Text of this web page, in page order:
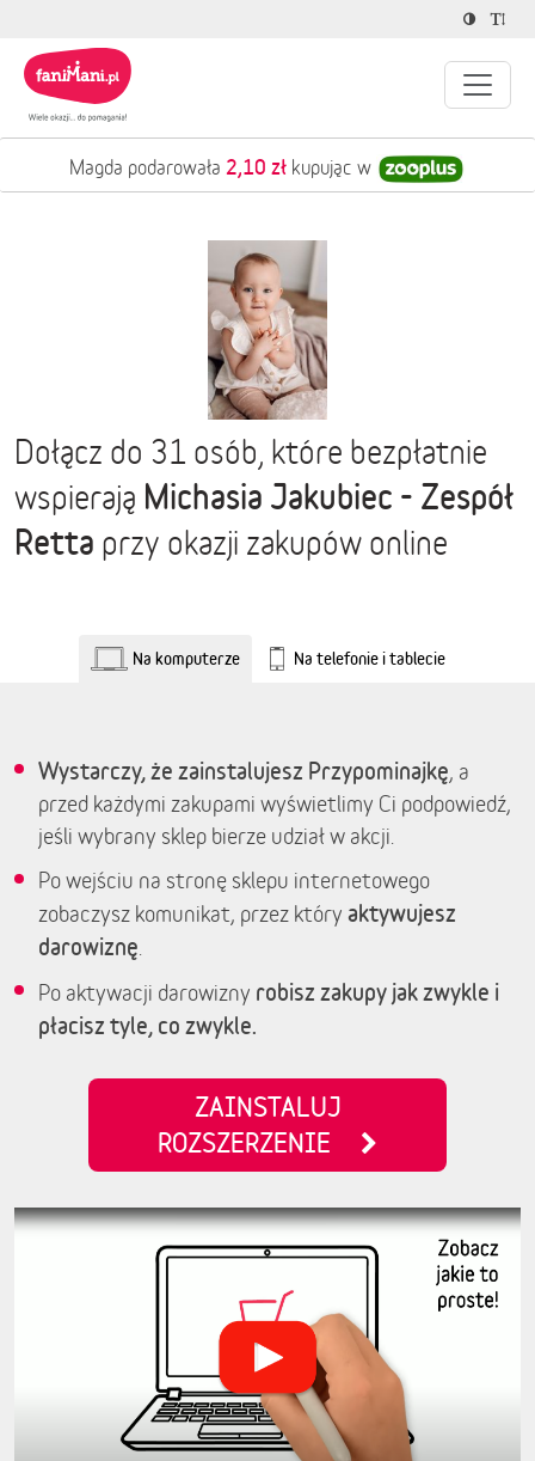
Magda podarowała 2,10 zł kupując w
Dołącz do 31 osób, które bezpłatnie
wspierają Michasia Jakubiec - Zespół
Retta przy okazji zakupów online
Na komputerze Na telefonie i tablecie
Wystarczy, że zainstalujesz Przypominajkę, a
przed każdymi zakupami wyświetlimy Ci podpowiedź,
jeśli wybrany sklep bierze udział w akcji.
Po wejściu na stronę sklepu internetowego
zobaczysz komunikat, przez który aktywujesz
darowiznę
Po aktywacji darowizny robisz zakupy jak zwykle i
płacisz tyle, co zwykle.
ZAINSTALUJ
ROZSZERZENIE